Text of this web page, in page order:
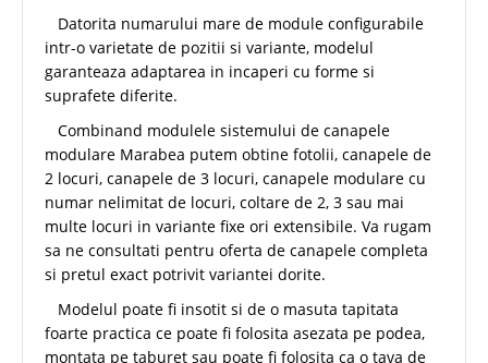
Datorita numarului mare de module configurabile
intr-o varietate de pozitii si variante, modelul
garanteaza adaptarea in incaperi cu forme si
suprafete diferite.
Combinand modulele sistemului de canapele
modulare Marabea putem obtine fotolii, canapele de
2 locuri, canapele de 3 locuri, canapele modulare cu
numar nelimitat de locuri, coltare de 2, 3 sau mai
multe locuri in variante fixe ori extensibile. Va rugam
sa ne consultati pentru oferta de canapele completa
si pretul exact potrivit variantei dorite.
Modelul poate fi insotit si de o masuta tapitata
foarte practica ce poate fi folosita asezata pe podea,
montata pe taburet sau poate fi folosita ca o tava de